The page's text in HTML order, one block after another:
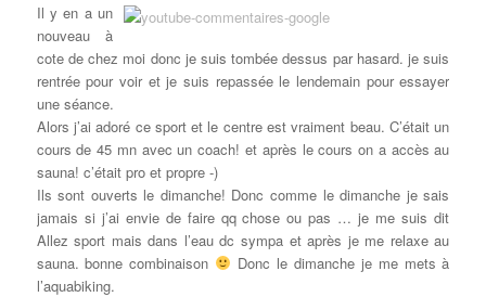
Il y en a un
nouveau à
cote de chez moi donc je suis tombée dessus par hasard. je suis
rentrée pour voir et je suis repassée le lendemain pour essayer
une séance.
Alors j’ai adoré ce sport et le centre est vraiment beau. C’était un
cours de 45 mn avec un coach! et après le cours on a accès au
sauna! c’était pro et propre -)
Ils sont ouverts le dimanche! Donc comme le dimanche je sais
jamais si j’ai envie de faire qq chose ou pas … je me suis dit
Allez sport mais dans l’eau dc sympa et après je me relaxe au
sauna. bonne combinaison
Donc le dimanche je me mets à
l’aquabiking.